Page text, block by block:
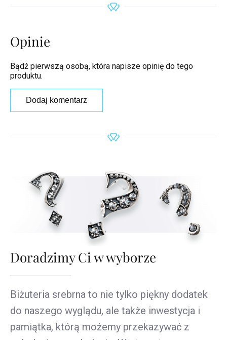
Opinie
Bądź pierwszą osobą, która napisze opinię do tego
produktu.
Dodaj komentarz
Doradzimy Ci w wyborze
Biżuteria srebrna to nie tylko piękny dodatek
do naszego wyglądu, ale także inwestycja i
pamiątka, którą możemy przekazywać z